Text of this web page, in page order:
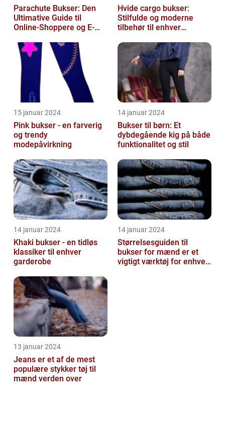
Parachute Bukser: Den
Ultimative Guide til
Online-Shoppere og E-
Hvide cargo bukser:
Stilfulde og moderne
tilbehør til enhver
15 januar 2024
Pink bukser - en farverig
og trendy
modepåvirkning
14 januar 2024
Bukser til børn: Et
dybdegående kig på både
funktionalitet og stil
14 januar 2024
Khaki bukser - en tidløs
klassiker til enhver
garderobe
14 januar 2024
Størrelsesguiden til
bukser for mænd er et
vigtigt værktøj for enhver
13 januar 2024
Jeans er et af de mest
populære stykker tøj til
mænd verden over